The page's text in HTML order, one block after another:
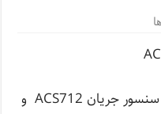
پروژه ای ساده ولی پرکاربرد بر پایه سنسور جریان ACS712 و